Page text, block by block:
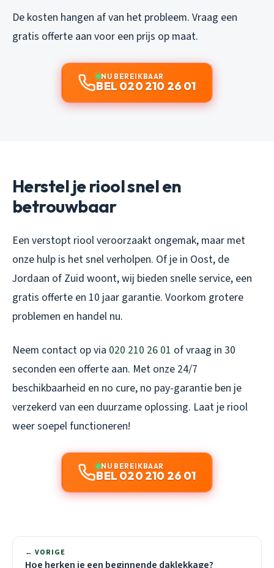
De kosten hangen af van het probleem. Vraag een
gratis offerte aan voor een prijs op maat.
NU BEREIKBAAR
BEL 020 210 26 01
Herstel je riool snel en
betrouwbaar
Een verstopt riool veroorzaakt ongemak, maar met
onze hulp is het snel verholpen. Of je in Oost, de
Jordaan of Zuid woont, wij bieden snelle service, een
gratis offerte en 10 jaar garantie. Voorkom grotere
problemen en handel nu.
Neem contact op via 020 210 26 01 of vraag in 30
seconden een offerte aan. Met onze 24/7
beschikbaarheid en no cure, no pay-garantie ben je
verzekerd van een duurzame oplossing. Laat je riool
weer soepel functioneren!
NU BEREIKBAAR
BEL 020 210 26 01
← VORIGE
Hoe herken je een beginnende daklekkage?